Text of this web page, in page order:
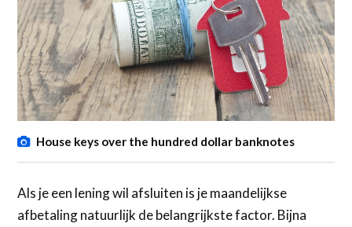
House keys over the hundred dollar banknotes
Als je een lening wil afsluiten is je maandelijkse
afbetaling natuurlijk de belangrijkste factor. Bijna